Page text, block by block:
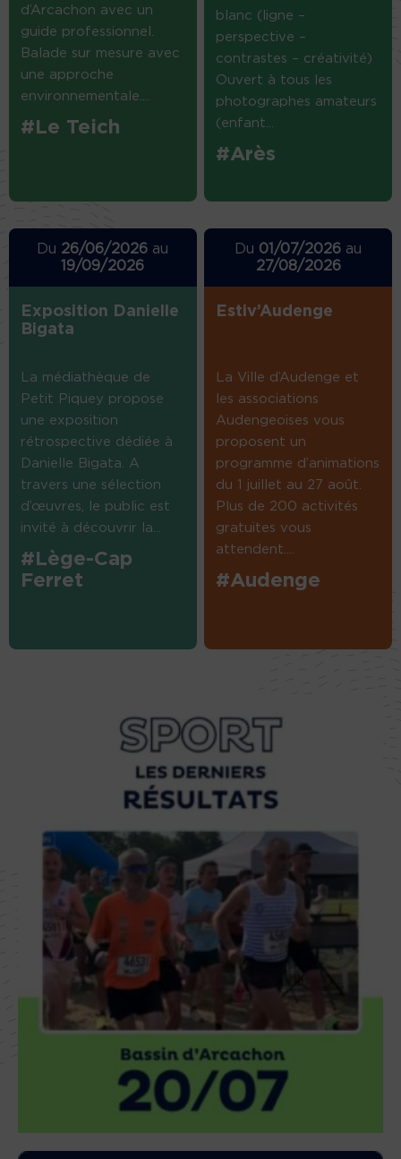
d’Arcachon avec un
guide professionnel.
Balade sur mesure avec
une approche
environnementale....
#Le Teich
blanc (ligne –
perspective –
contrastes – créativité)
Ouvert à tous les
photographes amateurs
(enfant...
#Arès
Du 26/06/2026 au
19/09/2026
Exposition Danielle
Bigata
La médiathèque de
Petit Piquey propose
une exposition
rétrospective dédiée à
Danielle Bigata. A
travers une sélection
d’œuvres, le public est
invité à découvrir la...
#Lège-Cap
Ferret
Du 01/07/2026 au
27/08/2026
Estiv’Audenge
La Ville d’Audenge et
les associations
Audengeoises vous
proposent un
programme d’animations
du 1 juillet au 27 août.
Plus de 200 activités
gratuites vous
attendent....
#Audenge